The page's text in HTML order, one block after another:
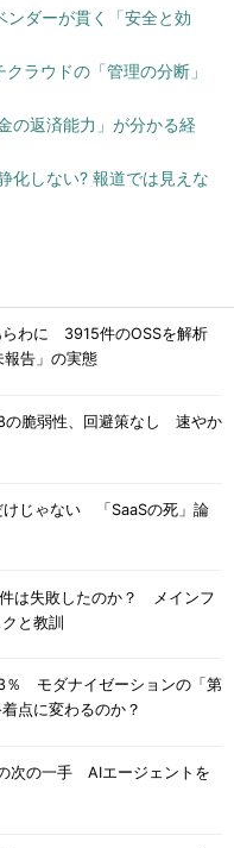
ンダーが貫く「安全と効
ラウドの「管理の分断」
の返済能力」が分かる経
化しない? 報道では見えな
らわに 3915件のOSSを解析
告」の実態
の脆弱性、回避策なし 速やか
けじゃない 「SaaSの死」論
は失敗したのか？ メインフ
と教訓
％ モダナイゼーションの「第
点に変わるのか？
次の一手 AIエージェントを